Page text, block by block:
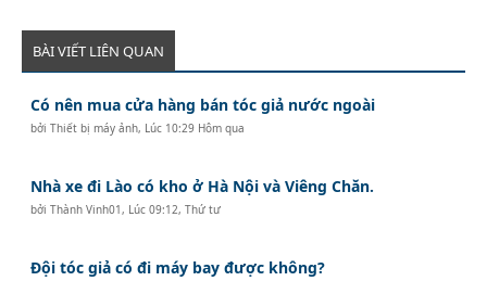
BÀI VIẾT LIÊN QUAN
Có nên mua cửa hàng bán tóc giả nước ngoài
bởiThiết bị máy ảnh, Lúc 10:29 Hôm qua
Nhà xe đi Lào có kho ở Hà Nội và Viêng Chăn.
bởiThành Vinh01 , Lúc 09:12, Thứ tư
Đội tóc giả có đi máy bay được không?